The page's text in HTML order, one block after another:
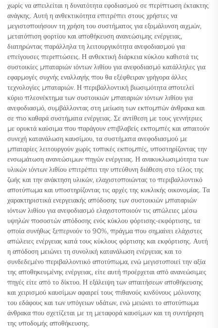
χωρίς να απειλείται η δυνατότητα εφοδιασμού σε περίπτωση έκτακτης
ανάγκης. Αυτή η ανθεκτικότητα επιτρέπει στους χρήστες να
μεγιστοποιήσουν τη χρήση του συστήματος για εξομάλυνση αιχμών,
μετατόπιση φορτίου και αποθήκευση ανανεώσιμης ενέργειας,
διατηρώντας παράλληλα τη λειτουργικότητα ανεφοδιασμού για
επείγουσες περιπτώσεις. Η ανθεκτική διάρκεια κύκλου καθιστά τις
συστοικίες μπαταριών ιόντων λιθίου για ανεφοδιασμό κατάλληλες για
εφαρμογές συχνής εναλλαγής που θα εξέφθειραν γρήγορα άλλες
τεχνολογίες μπαταριών. Η περιβαλλοντική βιωσιμότητα αποτελεί
κύριο πλεονέκτημα των συστοικιών μπαταριών ιόντων λιθίου για
ανεφοδιασμό, συμβάλλοντας στη μείωση των εκπομπών άνθρακα και
σε πιο καθαρά συστήματα ενέργειας. Σε αντίθεση με τους γεννήτριες
με ορυκτά καύσιμα που παράγουν επιβλαβείς εκπομπές και απαιτούν
συνεχή κατανάλωση καυσίμου, τα συστήματα ανεφοδιασμού με
μπαταρίες λειτουργούν χωρίς τοπικές εκπομπές, υποστηρίζοντας την
ενσωμάτωση ανανεώσιμων πηγών ενέργειας. Η ανακυκλωσιμότητα των
υλικών ιόντων λιθίου επιτρέπει την υπεύθυνη διάθεση στο τέλος της
ζωής και την ανάκτηση υλικών, ελαχιστοποιώντας το περιβαλλοντικό
αποτύπωμα και υποστηρίζοντας τις αρχές της κυκλικής οικονομίας. Τα
χαρακτηριστικά ενεργειακής απόδοσης των συστοικιών μπαταριών
ιόντων λιθίου για ανεφοδιασμό ελαχιστοποιούν τις απώλειες μέσω
υψηλών ποσοστών απόδοσης ενός κύκλου φόρτισης-εκφόρτισης, τα
οποία συνήθως ξεπερνούν το 90%, πράγμα που σημαίνει ελάχιστες
απώλειες ενέργειας κατά τους κύκλους φόρτισης και εκφόρτισης. Αυτή
η απόδοση μειώνει τη συνολική κατανάλωση ενέργειας και το
συνδεδεμένο περιβαλλοντικό αποτύπωμα, ενώ μεγιστοποιεί την αξία
της αποθηκευμένης ενέργειας, είτε αυτή προέρχεται από ανανεώσιμες
πηγές είτε από το δίκτυο. Η εξάλειψη των απαιτήσεων αποθήκευσης
και χειρισμού καυσίμων αφαιρεί τους πιθανούς κινδύνους μόλυνσης
του εδάφους και των υπόγειων υδάτων, ενώ μειώνει το αποτύπωμα
άνθρακα που σχετίζεται με τη μεταφορά καυσίμων και τη συντήρηση
της υποδομής αποθήκευσης.